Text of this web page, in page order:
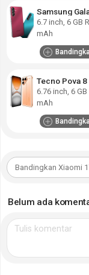
Samsung
6.7 inch, 6 GB
mAh
Tecno Pova 8
6.76 inch, 6 GB
mAh
Belum ada